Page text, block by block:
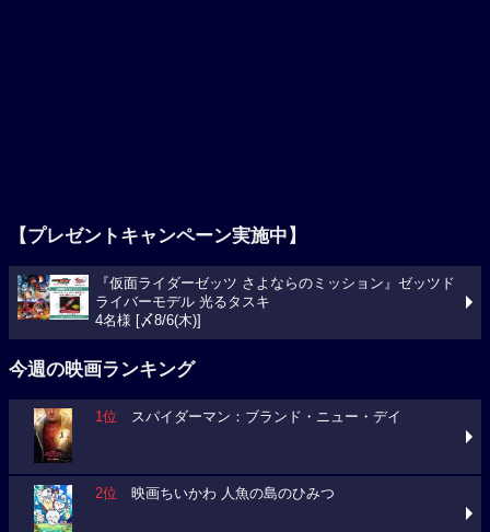
【プレゼントキャンペーン実施中】
『仮面ライダーゼッツ さよならのミッション』ゼッツド
ライバーモデル 光るタスキ
4名様 [〆8/6(木)]
今週の映画ランキング
1位 スパイダーマン：ブランド・ニュー・デイ
2位 映画ちいかわ 人魚の島のひみつ